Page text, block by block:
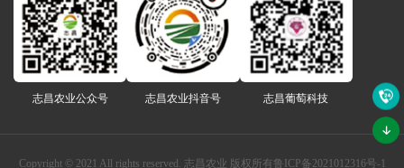
志昌农业公众号 志昌农业抖音号 志昌葡萄科技
Copyright © 2021 All rights reserved. 志昌农业 版权所有鲁ICP备2021012316号-1